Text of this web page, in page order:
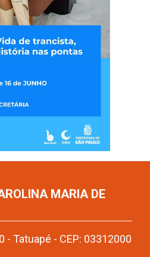
MARIA DE
- Tatuapé - CEP: 03312000